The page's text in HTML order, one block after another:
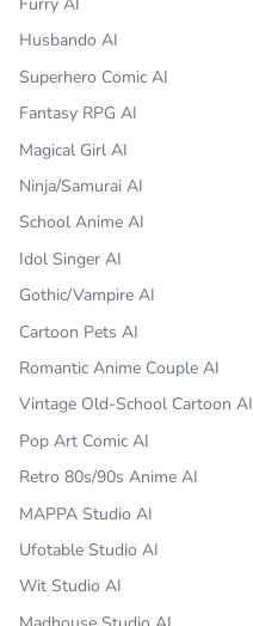
Husbando AI
Superhero Comic AI
Fantasy RPG AI
Magical Girl AI
Ninja/Samurai AI
School Anime AI
Idol Singer AI
Gothic/Vampire AI
Cartoon Pets AI
Romantic Anime Couple AI
Vintage Old-School Cartoon AI
Pop Art Comic AI
Retro 80s/90s Anime AI
MAPPA Studio AI
Ufotable Studio AI
Wit Studio AI